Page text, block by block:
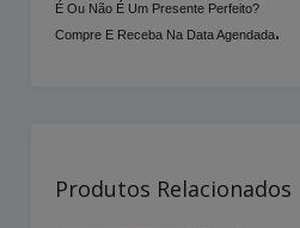
É Ou Não É Um Presente Perfeito?
Compre E Receba Na Data Agendada.
Produtos Relacionados